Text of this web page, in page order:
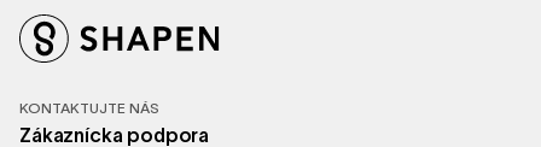
KONTAKTUJTE NÁS
Zákaznícka podpora